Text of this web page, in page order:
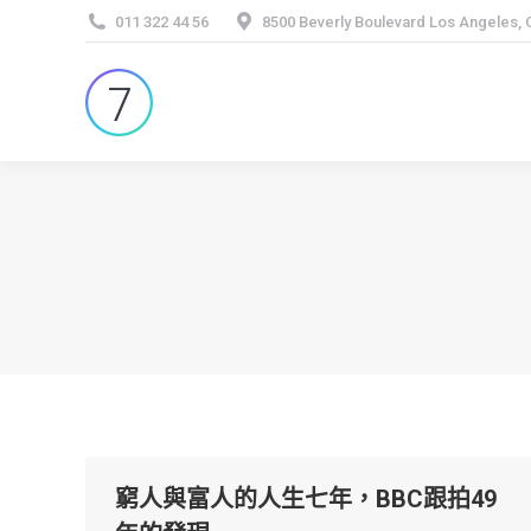
011 322 44 56 8500 Beverly Boulevard Los Angeles,
窮人與富人的人生七年，BBC跟拍49